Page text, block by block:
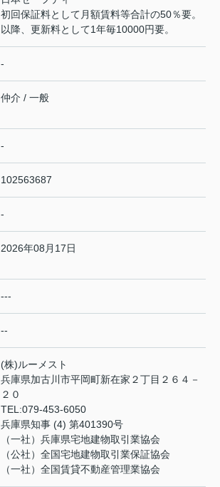
初回保証料として月額賃料等合計の50％要。
以降、更新料として1年毎10000円要。
-
仲介 / 一般
-
102563687
-
2026年08月17日
---
--
(株)ルーメスト
兵庫県加古川市平岡町新在家２丁目２６４－
２０
TEL:079-453-6050
兵庫県知事 (4) 第401390号
（一社）兵庫県宅地建物取引業協会
（公社）全国宅地建物取引業保証協会
（一社）全国賃貸不動産管理業協会